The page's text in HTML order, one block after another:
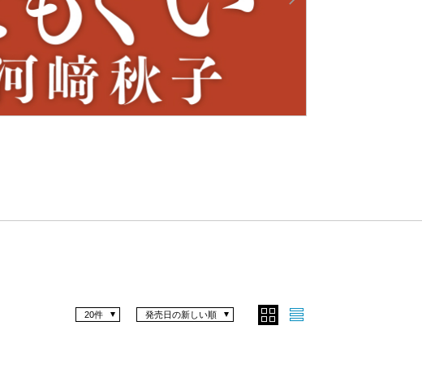
発売日の新しい順
20件